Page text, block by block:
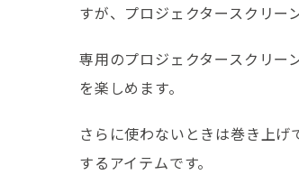
すが、プロジェクタースクリー
専用のプロジェクタースクリー
を楽しめます。
さらに使わないときは巻き上
するアイテムです。